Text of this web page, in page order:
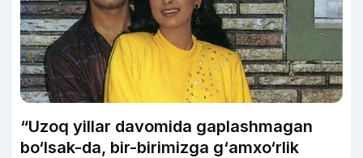
“Uzoq yillar davomida gaplashmagan
bo‘lsak-da, bir-birimizga g‘amxo‘rlik